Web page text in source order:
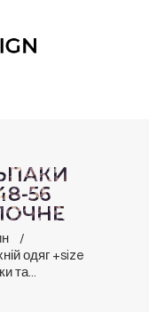
56
одяг +size
та...